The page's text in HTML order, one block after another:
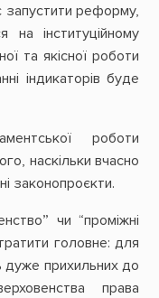
запустити реформу,
на інституційному
та якісної роботи
індикаторів буде
роботи
наскільки вчасно
законопроєкти.
чи “проміжні
головне: для
дуже прихильних до
права